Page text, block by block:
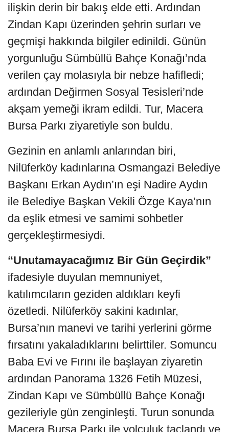
ilişkin derin bir bakış elde etti. Ardından
Zindan Kapı üzerinden şehrin surları ve
geçmişi hakkında bilgiler edinildi. Günün
yorgunluğu Sümbüllü Bahçe Konağı’nda
verilen çay molasıyla bir nebze hafifledi;
ardından Değirmen Sosyal Tesisleri’nde
akşam yemeği ikram edildi. Tur, Macera
Bursa Parkı ziyaretiyle son buldu.
Gezinin en anlamlı anlarından biri,
Nilüferköy kadınlarına Osmangazi Belediye
Başkanı Erkan Aydın’ın eşi Nadire Aydın
ile Belediye Başkan Vekili Özge Kaya’nın
da eşlik etmesi ve samimi sohbetler
gerçekleştirmesiydi.
“Unutamayacağımız Bir Gün Geçirdik”
ifadesiyle duyulan memnuniyet,
katılımcıların geziden aldıkları keyfi
özetledi. Nilüferköy sakini kadınlar,
Bursa’nın manevi ve tarihi yerlerini görme
fırsatını yakaladıklarını belirttiler. Somuncu
Baba Evi ve Fırını ile başlayan ziyaretin
ardından Panorama 1326 Fetih Müzesi,
Zindan Kapı ve Sümbüllü Bahçe Konağı
gezileriyle gün zenginleşti. Turun sonunda
Macera Bursa Parkı ile yolculuk taçlandı ve